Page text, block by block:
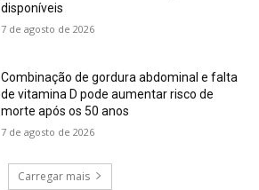
disponíveis
7 de agosto de 2026
Combinação de gordura abdominal e falta
de vitamina D pode aumentar risco de
morte após os 50 anos
7 de agosto de 2026
Carregar mais